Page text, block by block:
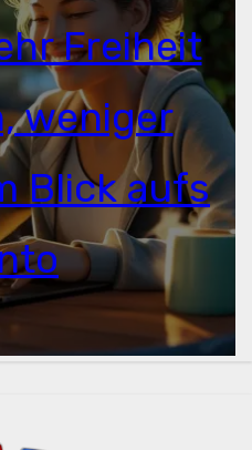
Freiheit
weniger
Blick aufs